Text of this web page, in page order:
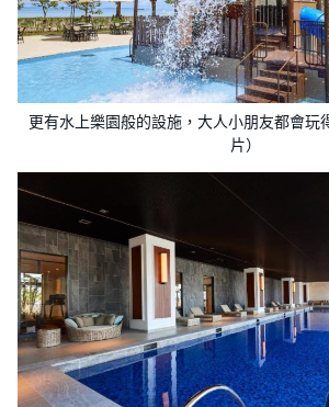
更有水上樂園般的設施，大人小朋友都會
片）